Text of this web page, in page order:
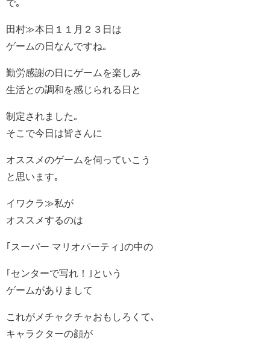
で｡
田村≫本日１１月２３日は
ゲームの日なんですね｡
勤労感謝の日にゲームを楽しみ
生活との調和を感じられる日と
制定されました｡
そこで今日は皆さんに
オススメのゲームを伺っていこう
と思います｡
イワクラ≫私が
オススメするのは
｢スーパー マリオパーティ｣の中の
｢センターで写れ！｣という
ゲームがありまして
これがメチャクチャおもしろくて､
キャラクターの顔が